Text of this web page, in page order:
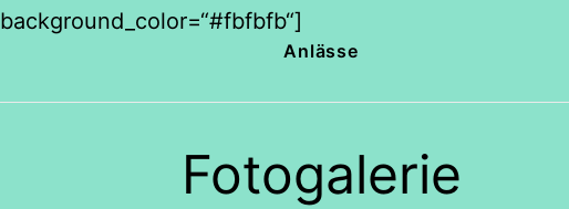
background_color=“#fbfbfb“]
Anlässe
Fotogalerie